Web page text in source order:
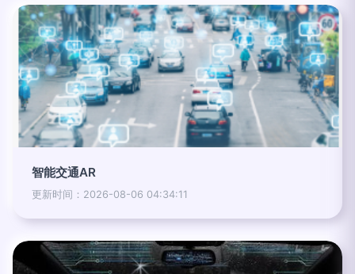
智能交通AR
更新时间：2026-08-06 04:34:11